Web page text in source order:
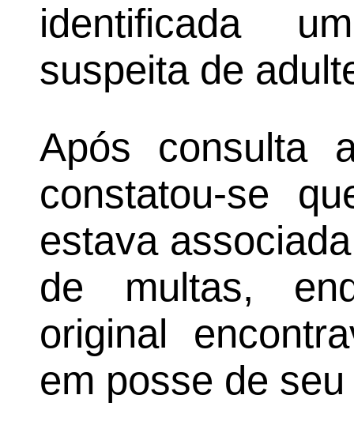
identificada
suspeita de
Após consulta
constatou-se
estava
de multas,
original
em posse de